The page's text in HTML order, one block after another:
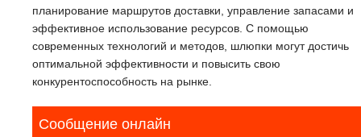
планирование маршрутов доставки, управление запасами и
эффективное использование ресурсов. С помощью
современных технологий и методов, шлюпки могут достичь
оптимальной эффективности и повысить свою
конкурентоспособность на рынке.
Сообщение онлайн